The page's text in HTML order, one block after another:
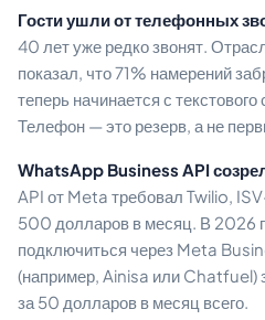
Гости ушли от телефонных
40 лет уже редко звонят.
показал, что 71% намерений
теперь начинается с
Телефон — это резерв, а не
WhatsApp Business API
API от Meta требовал Twilio,
500 долларов в месяц. В 2026
подключиться через Meta
(например, Ainisa или Chatfuel)
за 50 долларов в месяц всего.